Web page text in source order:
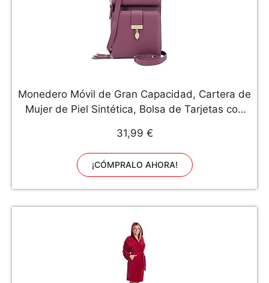
Monedero Móvil de Gran Capacidad, Cartera de
Mujer de Piel Sintética, Bolsa de Tarjetas con
Bolsos de Dinero con Cremallera para Mujeres y
Niñas (Morado)
31,99 €
¡CÓMPRALO AHORA!